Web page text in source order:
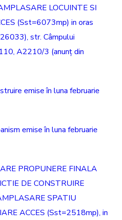
LOCUINTE SI
(Sst=6073mp) in oras
str. Câmpului
A2210/3 (anunț din
emise în luna februarie
emise în luna februarie
PROPUNERE FINALA
DE CONSTRUIRE
SPATIU
ACCES (Sst=2518mp), in